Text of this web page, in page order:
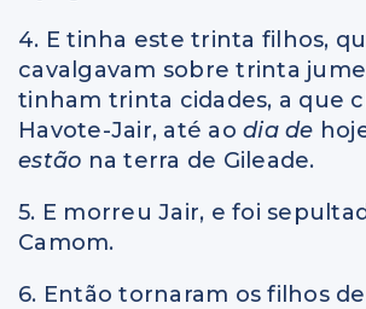
4. E tinha este trinta filhos,
cavalgavam sobre trinta
tinham trinta cidades, a que
Havote-Jair, até ao dia de
estão na terra de Gileade.
5. E morreu Jair, e foi
Camom.
6. Então tornaram os filhos